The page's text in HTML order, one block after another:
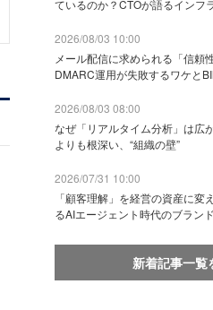
ているのか？CTOが語るインフ
2026/08/03 10:00
メール配信に求められる「信頼
DMARC運用が失敗するワケと
2026/08/03 08:00
なぜ「リアルタイム分析」は
よりも根深い、“組織の壁”
2026/07/31 10:00
「顧客理解」を経営の資産に変
るAIエージェント時代のブラン
新着記事一覧